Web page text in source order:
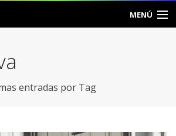
MENÚ
entradas por Tag